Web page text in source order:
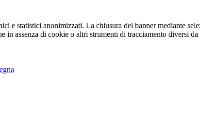
e statistici anonimizzati. La chiusura del banner mediante
in assenza di cookie o altri strumenti di tracciamento diversi